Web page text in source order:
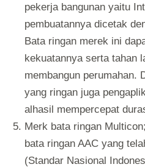
pekerja bangunan yaitu
pembuatannya dicetak
Bata ringan merek ini
kekuatannya serta tahan
membangun perumahan.
yang ringan juga
alhasil mempercepat
Merk bata ringan
bata ringan AAC yang
(Standar Nasional